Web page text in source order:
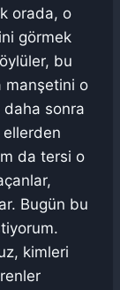
orada, o
görmek
bu
manşetini o
daha sonra
ellerden
da tersi o
Bugün bu
kimleri